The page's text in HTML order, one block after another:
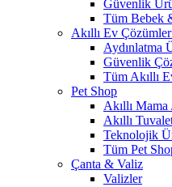
Güvenlik
Tüm Bebek
Akıllı Ev
Aydınlatma
Güvenlik
Tüm Akıllı
Pet Shop
Akıllı Mama
Akıllı
Teknolojik
Tüm Pet
Çanta & Valiz
Valizler